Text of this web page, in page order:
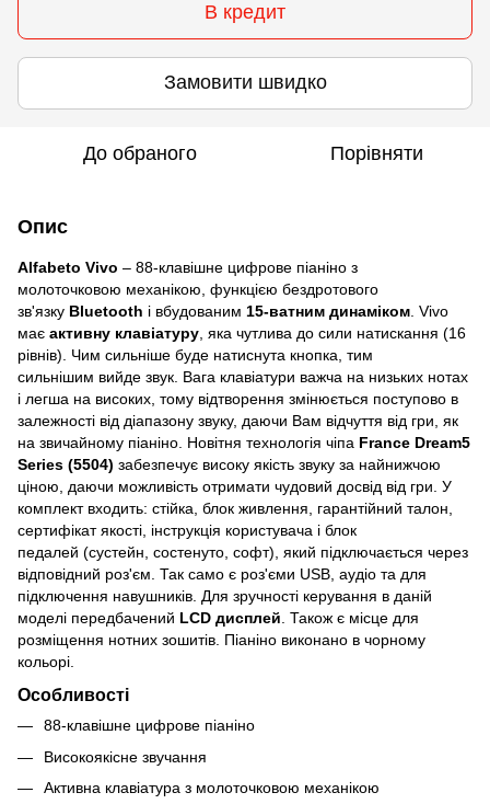
В кредит
Замовити швидко
До обраного Порівняти
Опис
Alfabeto Vivo – 88-клавішне цифрове піаніно з
молоточковою механікою, функцією бездротового
зв'язку Bluetooth і вбудованим 15-ватним динаміком . Vivo
має активну клавіатуру , яка чутлива до сили натискання (16
рівнів). Чим сильніше буде натиснута кнопка, тим
сильнішим вийде звук. Вага клавіатури важча на низьких нотах
і легша на високих, тому відтворення змінюється поступово в
залежності від діапазону звуку, даючи Вам відчуття від гри, як
на звичайному піаніно. Новітня технологія чіпа France Dream5
Series (5504) забезпечує високу якість звуку за найнижчою
ціною, даючи можливість отримати чудовий досвід від гри. У
комплект входить: стійка, блок живлення, гарантійний талон,
сертифікат якості, інструкція користувача і блок
педалей (сустейн, состенуто, софт), який підключається через
відповідний роз'єм. Так само є роз'єми USB, аудіо та для
підключення навушників. Для зручності керування в даній
моделі передбачений LCD дисплей . Також є місце для
розміщення нотних зошитів. Піаніно виконано в чорному
кольорі.
Особливості
88-клавішне цифрове піаніно
Високоякісне звучання
Активна клавіатура з молоточковою механікою